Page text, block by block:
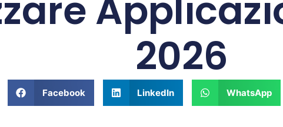
2026
Facebook LinkedIn WhatsApp